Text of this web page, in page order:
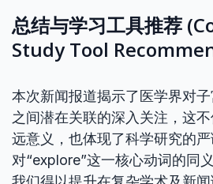
总结与学习工具推荐
Study Tool
本次新闻报道揭示了医学界对
之间潜在关联的深入关注，这
远意义，也体现了科学研究的
对“explore”这一核心动词的同